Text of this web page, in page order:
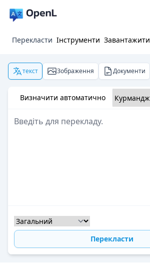
Перекласти Інструменти Завантажити
текст Зображення Документи
Визначити автоматично
Перекласти